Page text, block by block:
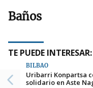
Baños
TE PUEDE INTERESAR:
BILBAO
Uribarri Konpartsa
solidario en Aste